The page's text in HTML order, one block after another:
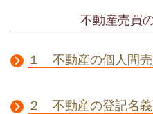
不動産売買
１ 不動産の個人間売
２ 不動産の登記名